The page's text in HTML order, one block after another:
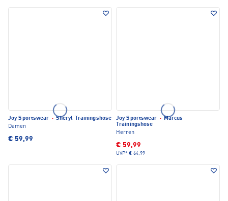
Joy Sportswear · Sheryl Trainingshose
Damen
€ 59,99
Joy Sportswear · Marcus
Trainingshose
Herren
€ 59,99
UVP* € 64,99